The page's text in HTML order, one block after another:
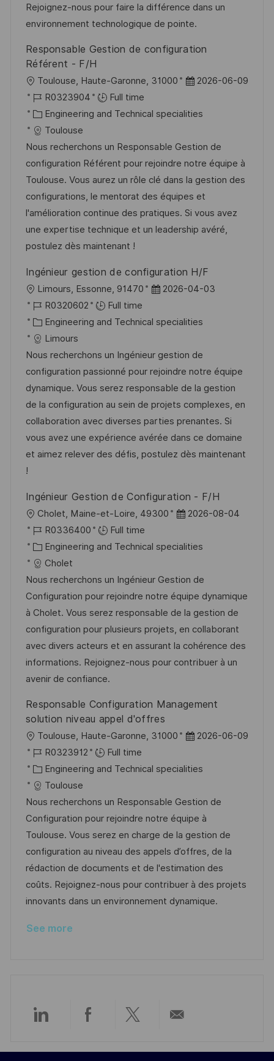
e
Rejoignez-nous pour faire la différence dans un
environnement technologique de pointe.
Responsable Gestion de configuration
Référent - F/H
L
o
c
a
t
i
o
n
Toulouse, Haute-Garonne, 31000
P
s
e
d
D
a
t
e
2026-06-09
J
o
b
I
d
R0323904
Full time
C
a
t
e
g
o
r
y
Engineering and Technical specialities
Toulouse
Nous recherchons un Responsable Gestion de
configuration Référent pour rejoindre notre équipe à
Toulouse. Vous aurez un rôle clé dans la gestion des
configurations, le mentorat des équipes et
l'amélioration continue des pratiques. Si vous avez
une expertise technique et un leadership avéré,
postulez dès maintenant !
Ingénieur gestion de configuration H/F
L
o
c
a
t
i
o
n
Limours, Essonne, 91470
P
s
e
d
D
a
t
e
2026-04-03
J
o
b
I
d
R0320602
Full time
C
a
t
e
g
o
r
y
Engineering and Technical specialities
Limours
Nous recherchons un Ingénieur gestion de
configuration passionné pour rejoindre notre équipe
dynamique. Vous serez responsable de la gestion
de la configuration au sein de projets complexes, en
collaboration avec diverses parties prenantes. Si
vous avez une expérience avérée dans ce domaine
et aimez relever des défis, postulez dès maintenant
!
Ingénieur Gestion de Configuration - F/H
L
o
c
a
t
i
o
n
Cholet, Maine-et-Loire, 49300
P
s
e
d
D
a
t
e
2026-08-04
J
o
b
I
d
R0336400
Full time
C
a
t
e
g
o
r
y
Engineering and Technical specialities
Cholet
Nous recherchons un Ingénieur Gestion de
Configuration pour rejoindre notre équipe dynamique
à Cholet. Vous serez responsable de la gestion de
configuration pour plusieurs projets, en collaborant
avec divers acteurs et en assurant la cohérence des
informations. Rejoignez-nous pour contribuer à un
avenir de confiance.
Responsable Configuration Management
solution niveau appel d'offres
L
o
c
a
t
i
o
n
Toulouse, Haute-Garonne, 31000
P
s
e
d
D
a
t
e
2026-06-09
J
o
b
I
d
R0323912
Full time
C
a
t
e
g
o
r
y
Engineering and Technical specialities
Toulouse
Nous recherchons un Responsable Gestion de
Configuration pour rejoindre notre équipe à
Toulouse. Vous serez en charge de la gestion de
configuration au niveau des appels d’offres, de la
rédaction de documents et de l'estimation des
coûts. Rejoignez-nous pour contribuer à des projets
innovants dans un environnement dynamique.
See more
Share
via
Share
via
Share
via
via